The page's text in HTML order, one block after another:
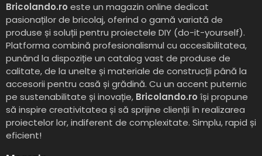
Bricolando.ro este un magazin online dedicat
pasionaților de bricolaj, oferind o gamă variată de
produse și soluții pentru proiectele DIY (do-it-yourself).
Platforma combină profesionalismul cu accesibilitatea,
punând la dispoziție un catalog vast de produse de
calitate, de la unelte și materiale de construcții până la
accesorii pentru casă și grădină. Cu un accent puternic
pe sustenabilitate și inovație, Bricolando.ro își propune
să inspire creativitatea și să sprijine clienții în realizarea
proiectelor lor, indiferent de complexitate. Simplu, rapid și
eficient!